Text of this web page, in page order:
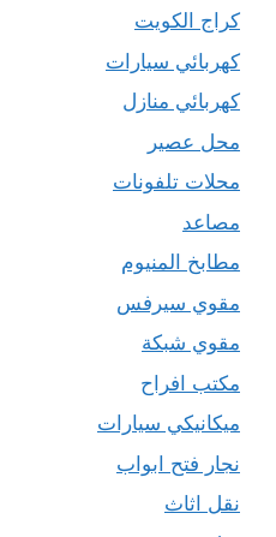
كراج الكويت
كهربائي سيارات
كهربائي منازل
محل عصير
محلات تلفونات
مصاعد
مطابخ المنيوم
مقوي سيرفس
مقوي شبكة
مكتب افراح
ميكانيكي سيارات
نجار فتح ابواب
نقل اثاث